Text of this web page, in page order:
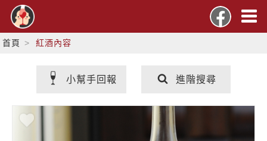
首頁 紅酒內容
小幫手回報 進階搜尋